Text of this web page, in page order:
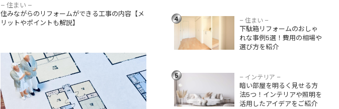
– 住まい –
住みながらのリフォームができる工事の内容【メ
リットやポイントも解説】
老後マンションの後悔を防ぐ！購入前に確認
すべき重要ポイントを解説
4
選！費用の相場や
選び方を紹介
– 住まい –
下駄箱リフォームのおしゃ
れな事例5選！費用の相場や
選び方を紹介
5
暗い部屋を明るく
ンテリアや照明を
活用したアイデア
をご紹介
– インテリア –
暗い部屋を明るく見せる方
法5つ！インテリアや照明を
活用したアイデアをご紹介